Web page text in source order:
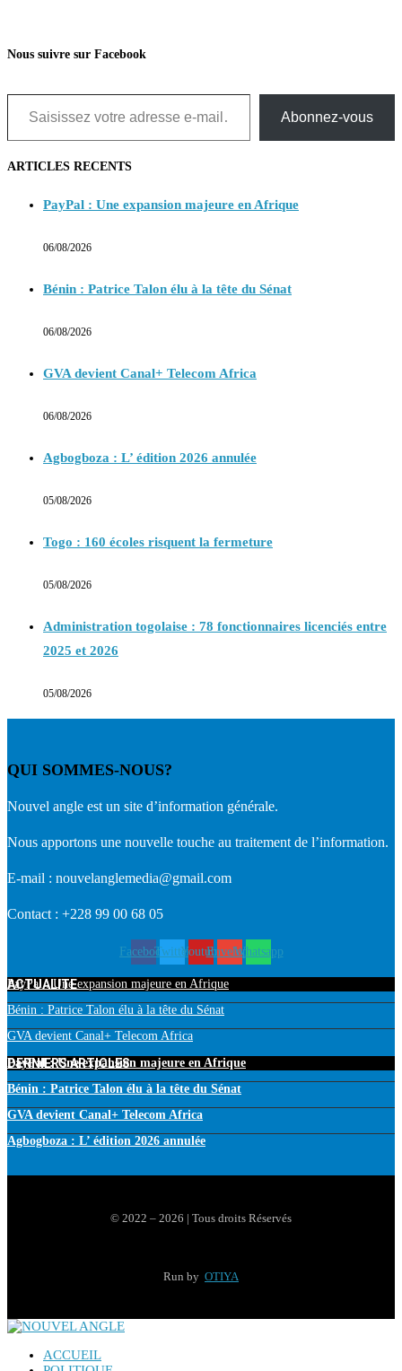
Nous suivre sur Facebook
Saisissez votre adresse e-mail…
Abonnez-vous
ARTICLES RECENTS
PayPal : Une expansion majeure en Afrique
06/08/2026
Bénin : Patrice Talon élu à la tête du Sénat
06/08/2026
GVA devient Canal+ Telecom Africa
06/08/2026
Agbogboza : L’ édition 2026 annulée
05/08/2026
Togo : 160 écoles risquent la fermeture
05/08/2026
Administration togolaise : 78 fonctionnaires licenciés entre
2025 et 2026
05/08/2026
QUI SOMMES-NOUS?
Nouvel angle est un site d’information générale.
Nous apportons une nouvelle touche au traitement de l’information.
E-mail : nouvelanglemedia@gmail.com
Contact : +228 99 00 68 05
FacebookTwitterYoutubeEnvelopeWhatsapp
ACTUALITE
PayPal : Une expansion majeure en Afrique
Bénin : Patrice Talon élu à la tête du Sénat
GVA devient Canal+ Telecom Africa
DERNIERS ARTICLES
PayPal : Une expansion majeure en Afrique
Bénin : Patrice Talon élu à la tête du Sénat
GVA devient Canal+ Telecom Africa
Agbogboza : L’ édition 2026 annulée
© 2022 – 2026 | Tous droits Réservés
Run by OTIYA
ACCUEIL